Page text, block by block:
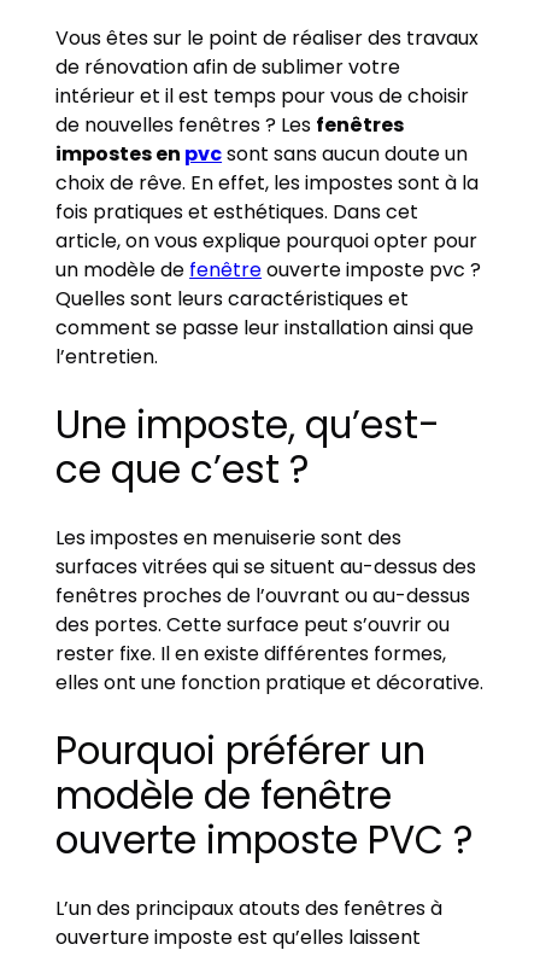
Vous êtes sur le point de réaliser des travaux
de rénovation afin de sublimer votre
intérieur et il est temps pour vous de choisir
de nouvelles fenêtres ? Les fenêtres
impostes en pvcsont sans aucun doute un
choix de rêve. En effet, les impostes sont à la
fois pratiques et esthétiques. Dans cet
article, on vous explique pourquoi opter pour
un modèle de fenêtreouverte imposte pvc ?
Quelles sont leurs caractéristiques et
comment se passe leur installation ainsi que
l’entretien.
Une imposte, qu’est-
ce que c’est ?
Les impostes en menuiserie sont des
surfaces vitrées qui se situent au-dessus des
fenêtres proches de l’ouvrant ou au-dessus
des portes. Cette surface peut s’ouvrir ou
rester fixe. Il en existe différentes formes,
elles ont une fonction pratique et décorative.
Pourquoi préférer un
modèle de fenêtre
ouverte imposte PVC ?
L’un des principaux atouts des fenêtres à
ouverture imposte est qu’elles laissent